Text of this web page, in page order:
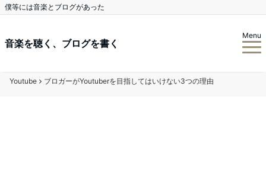
僕等には音楽とブログがあった
音楽を聴く、ブログを書く
Menu
Youtube ブロガーがYoutuberを目指してはいけない3つの理由